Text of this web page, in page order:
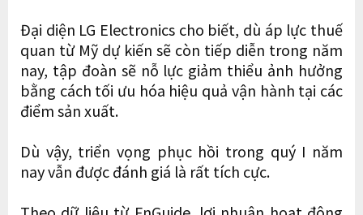
Đại diện LG Electronics cho biết, dù áp lực thuế
quan từ Mỹ dự kiến sẽ còn tiếp diễn trong năm
nay, tập đoàn sẽ nỗ lực giảm thiểu ảnh hưởng
bằng cách tối ưu hóa hiệu quả vận hành tại các
điểm sản xuất.
Dù vậy, triển vọng phục hồi trong quý I năm
nay vẫn được đánh giá là rất tích cực.